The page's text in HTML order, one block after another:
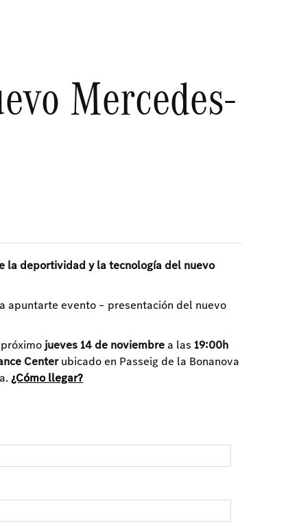
Mercedes-
la deportividad y la tecnología del nuevo
apuntarte evento – presentación del nuevo
jueves 14 de noviembrea las 19:00h
Centerubicado en Passeig de la Bonanova
¿Cómo llegar?